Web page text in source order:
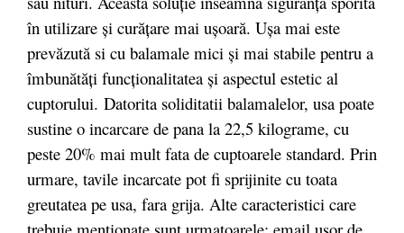
în utilizare şi curăţare mai uşoară. Uşa mai este
prevăzută si cu balamale mici şi mai stabile pentru a
îmbunătăţi funcţionalitatea şi aspectul estetic al
cuptorului. Datorita soliditatii balamalelor, usa poate
sustine o incarcare de pana la 22,5 kilograme, cu
peste 20% mai mult fata de cuptoarele standard. Prin
urmare, tavile incarcate pot fi sprijinite cu toata
greutatea pe usa, fara grija. Alte caracteristici care